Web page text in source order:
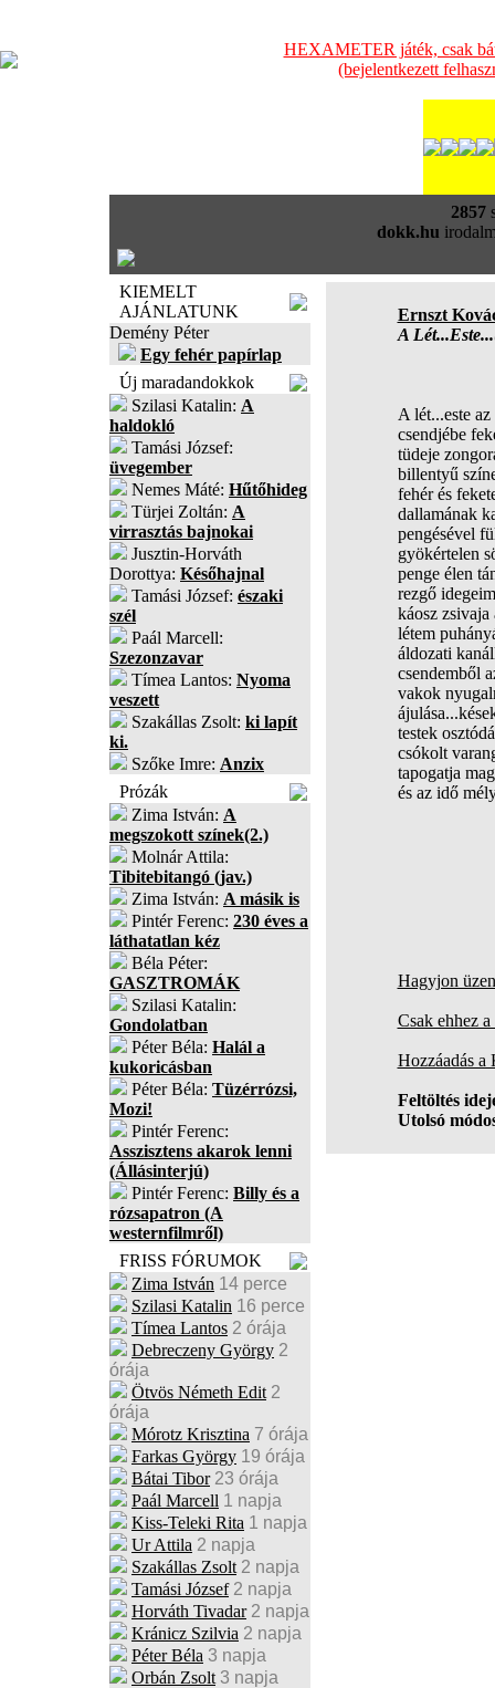
HEXAMETER játék, csak
(bejelentkezett
2857
dokk.hu
KIEMELT
AJÁNLATUNK
Demény Péter
Egy fehér papírlap
Új maradandokkok
Szilasi Katalin: A
haldokló
Tamási József:
üvegember
Nemes Máté: Hűtőhideg
Türjei Zoltán: A
virrasztás bajnokai
Jusztin-Horváth
Dorottya: Későhajnal
Tamási József: északi
szél
Paál Marcell:
Szezonzavar
Tímea Lantos: Nyoma
veszett
Szakállas Zsolt: ki lapít
ki.
Szőke Imre: Anzix
Prózák
Zima István: A
megszokott színek(2.)
Molnár Attila:
Tibitebitangó (jav.)
Zima István: A másik is
Pintér Ferenc: 230 éves a
láthatatlan kéz
Béla Péter:
GASZTROMÁK
Szilasi Katalin:
Gondolatban
Péter Béla: Halál a
kukoricásban
Péter Béla: Tüzérrózsi,
Mozi!
Pintér Ferenc:
Asszisztens akarok lenni
(Állásinterjú)
Pintér Ferenc: Billy és a
rózsapatron (A
westernfilmről)
FRISS FÓRUMOK
Zima István 14 perce
Szilasi Katalin 16 perce
Tímea Lantos 2 órája
Debreczeny György 2
órája
Ötvös Németh Edit 2
órája
Mórotz Krisztina 7 órája
Farkas György 19 órája
Bátai Tibor 23 órája
Paál Marcell 1 napja
Kiss-Teleki Rita 1 napja
Ur Attila 2 napja
Szakállas Zsolt 2 napja
Tamási József 2 napja
Horváth Tivadar 2 napja
Kránicz Szilvia 2 napja
Péter Béla 3 napja
Orbán Zsolt 3 napja
Ernszt
A
A lét...este
csendjébe
tüdeje
billentyű
fehér és
dallamának
pengésével
gyökértelen
penge élen
rezgő
káosz zsivaja
létem
áldozati
csendemből
vakok
testek
csókolt
tapogatja
és az idő
Hagyjon
Csak ehhez
Hozzáadás
Feltöltés
Utolsó